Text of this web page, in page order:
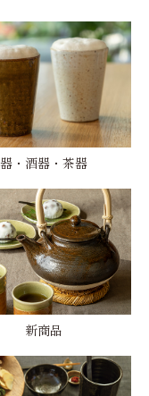
器・酒器・茶器
新商品